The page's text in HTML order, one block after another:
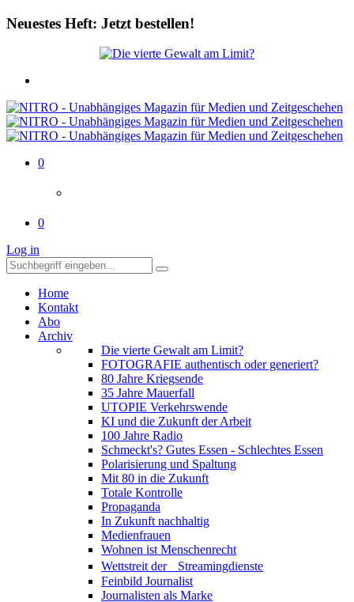
Neuestes Heft: Jetzt bestellen!
0
0
Log in
Home
Kontakt
Abo
Archiv
Die vierte Gewalt am Limit?
FOTOGRAFIE authentisch oder generiert?
80 Jahre Kriegsende
35 Jahre Mauerfall
UTOPIE Verkehrswende
KI und die Zukunft der Arbeit
100 Jahre Radio
Schmeckt's? Gutes Essen - Schlechtes Essen
Polarisierung und Spaltung
Mit 80 in die Zukunft
Totale Kontrolle
Propaganda
In Zukunft nachhaltig
Medienfrauen
Wohnen ist Menschenrecht
Wettstreit der Streamingdienste
Feinbild Journalist
Journalisten als Marke